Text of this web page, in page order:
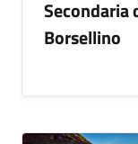
Secondaria
Borsellino